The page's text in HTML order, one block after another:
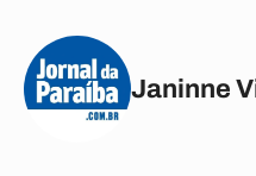
Janinne